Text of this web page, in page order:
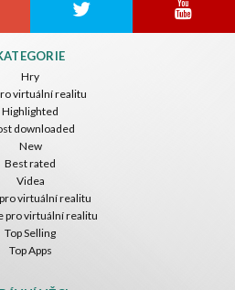
Hry
virtuální realitu
Highlighted
downloaded
New
Best rated
Videa
virtuální realitu
pro virtuální realitu
Top Selling
Top Apps